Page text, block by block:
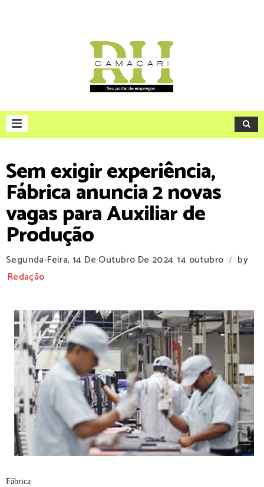
Sem exigir experiência,
Fábrica anuncia 2 novas
vagas para Auxiliar de
Produção
Segunda-Feira, 14 De Outubro De 2024 14 outubro /
by
Redação
Fábrica